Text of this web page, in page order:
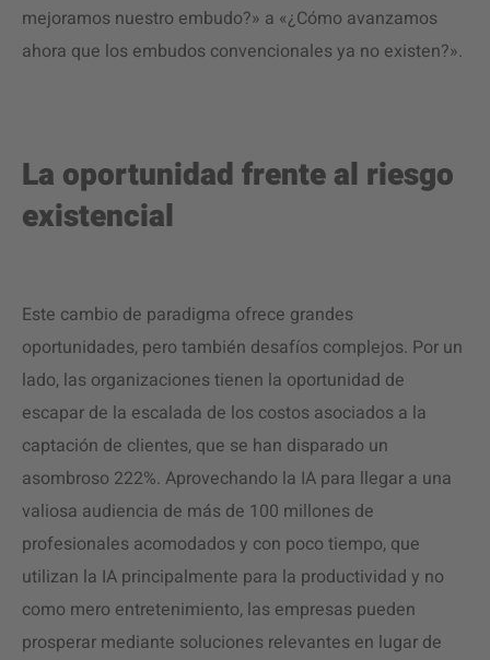
mejoramos nuestro embudo?» a «¿Cómo avanzamos
ahora que los embudos convencionales ya no existen?».
La oportunidad frente al riesgo
existencial
Este cambio de paradigma ofrece grandes
oportunidades, pero también desafíos complejos. Por un
lado, las organizaciones tienen la oportunidad de
escapar de la escalada de los costos asociados a la
captación de clientes, que se han disparado un
asombroso 222%. Aprovechando la IA para llegar a una
valiosa audiencia de más de 100 millones de
profesionales acomodados y con poco tiempo, que
utilizan la IA principalmente para la productividad y no
como mero entretenimiento, las empresas pueden
prosperar mediante soluciones relevantes en lugar de